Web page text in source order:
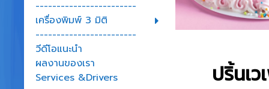
------------------------
เครื่องพิมพ์ 3 มิติ
------------------------
วีดีโอแนะนำ
ผลงานของเรา
Services &Drivers
ปริ้นเ